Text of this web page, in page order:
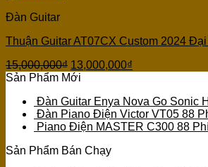
Đàn Guitar
Thuận Guitar AT07CX Custom 2024
15,000,000₫ 13,000,000₫
Sản Phẩm Mới
Đàn Guitar Enya Nova Go Sonic
Đàn Piano Điện Victor VT05 88
Piano Điện MASTER C300 88
Sản Phẩm Bán Chạy